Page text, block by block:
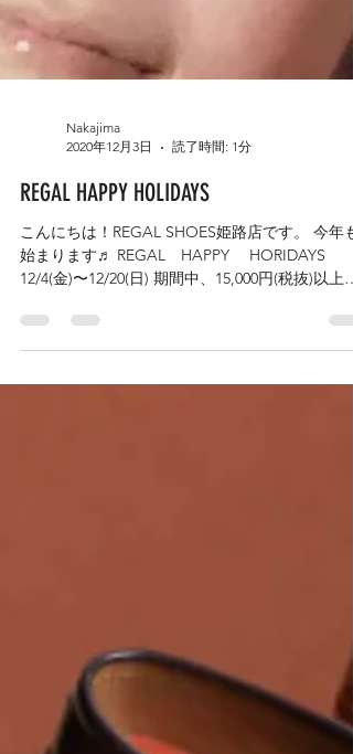
Nakajima
2020年12月3日
読了時間: 1分
REGAL HAPPY HOLIDAYS
こんにちは！REGAL SHOES姫路店です。 今年も
始まります♬ REGAL HAPPY HORIDAYS